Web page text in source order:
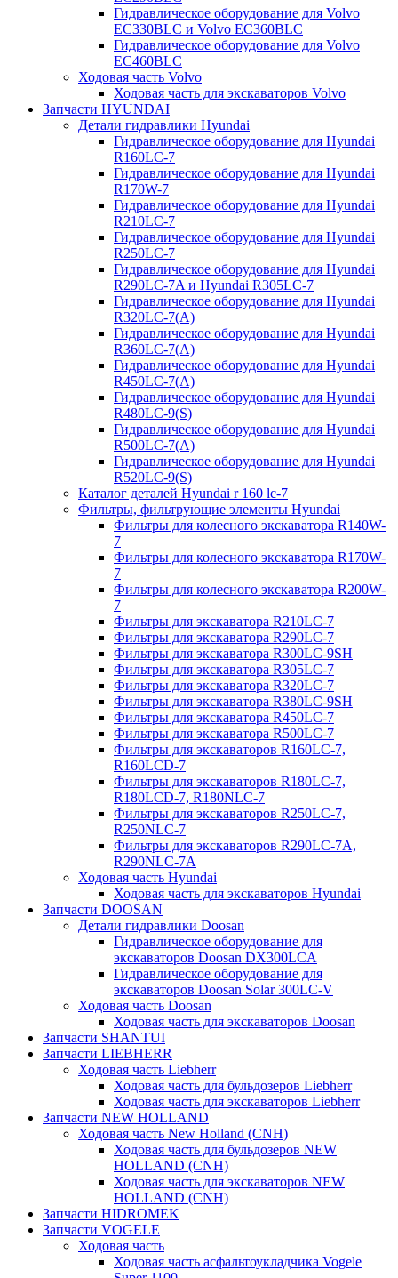
Гидравлическое оборудование для Volvo
EC330BLC и Volvo EC360BLC
Гидравлическое оборудование для Volvo
EC460BLC
Ходовая часть Volvo
Ходовая часть для экскаваторов Volvo
Запчасти HYUNDAI
Детали гидравлики Hyundai
Гидравлическое оборудование для Hyundai
R160LC-7
Гидравлическое оборудование для Hyundai
R170W-7
Гидравлическое оборудование для Hyundai
R210LC-7
Гидравлическое оборудование для Hyundai
R250LC-7
Гидравлическое оборудование для Hyundai
R290LC-7A и Hyundai R305LC-7
Гидравлическое оборудование для Hyundai
R320LC-7(A)
Гидравлическое оборудование для Hyundai
R360LC-7(A)
Гидравлическое оборудование для Hyundai
R450LC-7(A)
Гидравлическое оборудование для Hyundai
R480LC-9(S)
Гидравлическое оборудование для Hyundai
R500LC-7(A)
Гидравлическое оборудование для Hyundai
R520LC-9(S)
Каталог деталей Hyundai r 160 lc-7
Фильтры, фильтрующие элементы Hyundai
Фильтры для колесного экскаватора R140W-
7
Фильтры для колесного экскаватора R170W-
7
Фильтры для колесного экскаватора R200W-
7
Фильтры для экскаватора R210LC-7
Фильтры для экскаватора R290LC-7
Фильтры для экскаватора R300LC-9SH
Фильтры для экскаватора R305LC-7
Фильтры для экскаватора R320LC-7
Фильтры для экскаватора R380LC-9SH
Фильтры для экскаватора R450LC-7
Фильтры для экскаватора R500LC-7
Фильтры для экскаваторов R160LC-7,
R160LCD-7
Фильтры для экскаваторов R180LC-7,
R180LCD-7, R180NLC-7
Фильтры для экскаваторов R250LC-7,
R250NLC-7
Фильтры для экскаваторов R290LC-7A,
R290NLC-7A
Ходовая часть Hyundai
Ходовая часть для экскаваторов Hyundai
Запчасти DOOSAN
Детали гидравлики Doosan
Гидравлическое оборудование для
экскаваторов Doosan DX300LCA
Гидравлическое оборудование для
экскаваторов Doosan Solar 300LC-V
Ходовая часть Doosan
Ходовая часть для экскаваторов Doosan
Запчасти SHANTUI
Запчасти LIEBHERR
Ходовая часть Liebherr
Ходовая часть для бульдозеров Liebherr
Ходовая часть для экскаваторов Liebherr
Запчасти NEW HOLLAND
Ходовая часть New Holland (CNH)
Ходовая часть для бульдозеров NEW
HOLLAND (CNH)
Ходовая часть для экскаваторов NEW
HOLLAND (CNH)
Запчасти HIDROMEK
Запчасти VOGELE
Ходовая часть
Ходовая часть асфальтоукладчика Vogele